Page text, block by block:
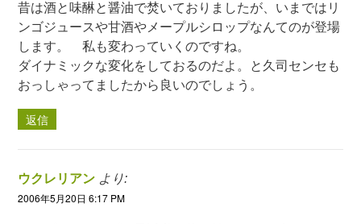
昔は酒と味醂と醤油で焚いておりましたが、いまではリ
ンゴジュースや甘酒やメープルシロップなんてのが登場
します。 私も変わっていくのですね。
ダイナミックな変化をしておるのだよ。と久司センセも
おっしゃってましたから良いのでしょう。
返信
ウクレリアン より:
2006年5月20日 6:17 PM